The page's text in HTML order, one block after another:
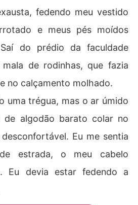
fedendo meu vestido
e meus pés moídos
do prédio da faculdade
de rodinhas, que fazia
no calçamento molhado.
uma trégua, mas o ar úmido
de algodão barato colar no
Eu me sentia
estrada, o meu cabelo
Eu devia estar fedendo a